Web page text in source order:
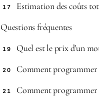
17 Estimation des coûts
Questions fréquentes
19 Quel est le prix d’un
20 Comment programmer
21 Comment programmer